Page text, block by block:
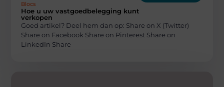
Blocs
Hoe u uw vastgoedbelegging kunt
verkopen
Goed artikel? Deel hem dan op: Share on X (Twitter)
Share on Facebook Share on Pinterest Share on
LinkedIn Share